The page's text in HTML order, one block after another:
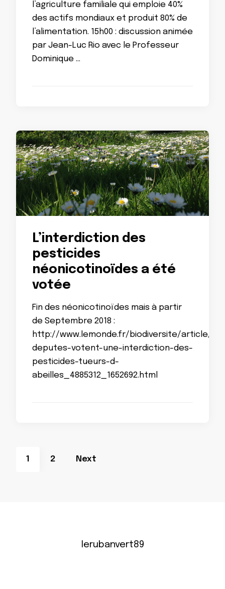
l’agriculture familiale qui emploie 40%
des actifs mondiaux et produit 80% de
l’alimentation. 15h00 : discussion animée
par Jean-Luc Rio avec le Professeur
Dominique …
L’interdiction des
pesticides
néonicotinoïdes a été
votée
Fin des néonicotinoïdes mais à partir
de Septembre 2018 :
http://www.lemonde.fr/biodiversite/article/
deputes-votent-une-interdiction-des-
pesticides-tueurs-d-
abeilles_4885312_1652692.html
Pagination
des
Page
1 Page
2 Next
lerubanvert89